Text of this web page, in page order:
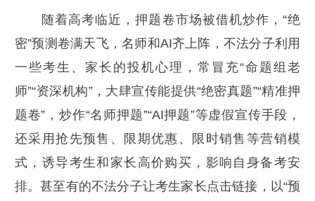
随着高考临近，押题卷市场被借机炒作，“绝
密”预测卷满天飞，名师和AI齐上阵，不法分子利用
一些考生、家长的投机心理，常冒充“命题组老
师”“资深机构”，大肆宣传能提供“绝密真题”“精准押
题卷”，炒作“名师押题”“AI押题”等虚假宣传手段，
还采用抢先预售、限期优惠、限时销售等营销模
式，诱导考生和家长高价购买，影响自身备考安
排。甚至有的不法分子让考生家长点击链接，以“预